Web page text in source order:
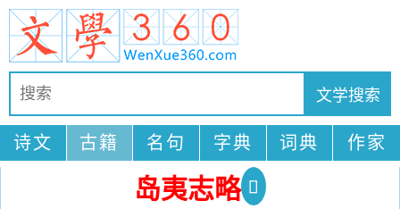
诗文 古籍 名句 字典 词典 作家
岛夷志略